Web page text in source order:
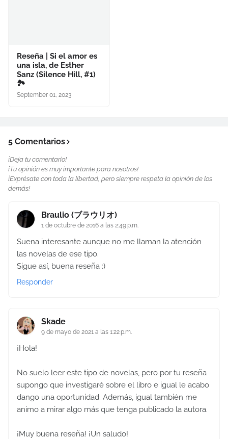
Reseña | Si el amor es
una isla, de Esther
Sanz (Silence Hill, #1)
🏞️
September 01, 2023
5 Comentarios
¡Deja tu comentario!
¡Tu opinión es muy importante para nosotros!
¡Exprésate con toda la libertad, pero siempre respeta la opinión de los
demás!
Braulio (ブラウリオ)
1 de octubre de 2016 a las 2:49 p.m.
Suena interesante aunque no me llaman la atención
las novelas de ese tipo.
Sigue así, buena reseña :)
Responder
Skade
9 de mayo de 2021 a las 1:22 p.m.
¡Hola!
No suelo leer este tipo de novelas, pero por tu reseña
supongo que investigaré sobre el libro e igual le acabo
dango una oportunidad. Además, igual también me
animo a mirar algo más que tenga publicado la autora.
¡Muy buena reseña! ¡Un saludo!